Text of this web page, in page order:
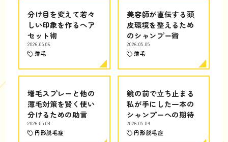
分け目を変えて若々
しい印象を作るヘア
セット術
2026.05.06
薄毛
美容師が直伝する頭
皮環境を整えるため
のシャンプー術
2026.05.05
薄毛
増毛スプレーと他の
薄毛対策を賢く使い
分けるための助言
2026.05.04
円形脱毛症
鏡の前で立ち止まる
私が手にした一本の
シャンプーへの期待
2026.05.04
円形脱毛症